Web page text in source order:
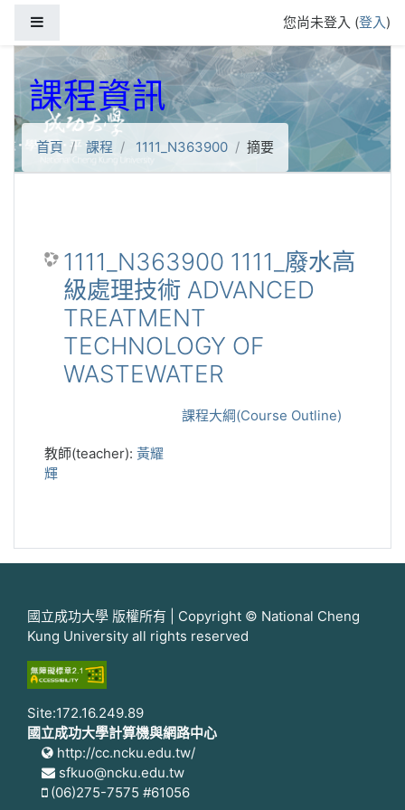
您尚未登入 (登入)
課程資訊
首頁 課程 1111_N363900 摘要
1111_N363900 1111_廢水高
級處理技術 ADVANCED
TREATMENT
TECHNOLOGY OF
WASTEWATER
課程大綱(Course Outline)
教師(teacher): 黃耀
輝
國立成功大學 版權所有 | Copyright © National Cheng
Kung University all rights reserved
Site:172.16.249.89
國立成功大學計算機與網路中心
http://cc.ncku.edu.tw/
sfkuo@ncku.edu.tw
(06)275-7575 #61056